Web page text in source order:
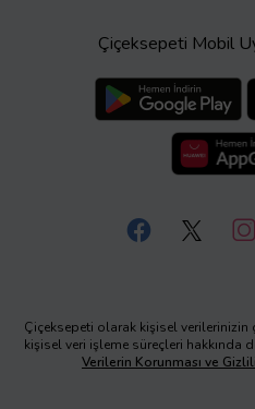
Çiçeksepeti Mobil
Çiçeksepeti olarak kişisel
kişisel veri işleme süreçleri hakkında
Verilerin Korunması ve